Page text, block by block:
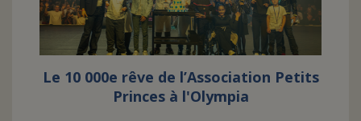
Le 10 000e rêve de l’Association Petits
Princes à l'Olympia